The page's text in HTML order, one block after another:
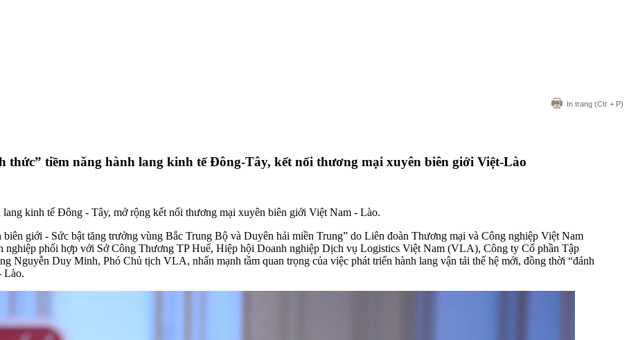
In trang (Ctr + P)
tiềm năng hành lang kinh tế Đông-Tây, kết nối thương mại xuyên biên giới Việt-Lào
lang kinh tế Đông - Tây, mở rộng kết nối thương mại xuyên biên giới Việt Nam - Lào.
giới - Sức bật tăng trưởng vùng Bắc Trung Bộ và Duyên hải miền Trung” do Liên đoàn Thương mại và Công nghiệp Việt Nam
phối hợp với Sở Công Thương TP Huế, Hiệp hội Doanh nghiệp Dịch vụ Logistics Việt Nam (VLA), Công ty Cổ phần Tập
Nguyễn Duy Minh, Phó Chủ tịch VLA, nhấn mạnh tầm quan trọng của việc phát triển hành lang vận tải thế hệ mới, đồng thời “đánh
Lào.